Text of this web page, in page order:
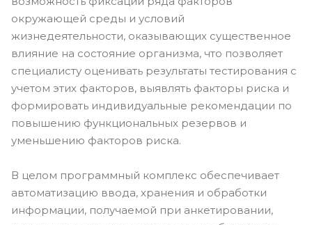
окружающей среды и условий
жизнедеятельности, оказывающих существенное
влияние на состояние организма, что позволяет
специалисту оценивать результаты тестирования с
учетом этих факторов, выявлять факторы риска и
формировать индивидуальные рекомендации по
повышению функциональных резервов и
уменьшению факторов риска.
В целом программный комплекс обеспечивает
автоматизацию ввода, хранения и обработки
информации, получаемой при анкетировании,